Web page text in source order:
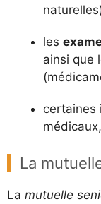
les
ainsi que
certaines
La
La mutuelle